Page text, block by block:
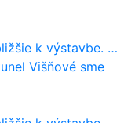
NDS urobila dôležitý krok
Višňové sme